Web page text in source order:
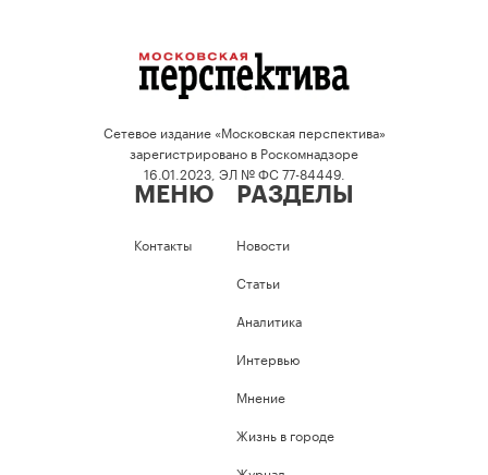
Сетевое издание «Московская перспектива»
зарегистрировано в Роскомнадзоре
16.01.2023, ЭЛ № ФС 77-84449.
МЕНЮ
Контакты
РАЗДЕЛЫ
Новости
Статьи
Аналитика
Интервью
Мнение
Жизнь в городе